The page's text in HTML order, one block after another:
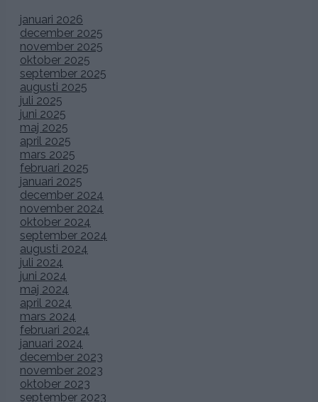
januari 2026
december 2025
november 2025
oktober 2025
september 2025
augusti 2025
juli 2025
juni 2025
maj 2025
april 2025
mars 2025
februari 2025
januari 2025
december 2024
november 2024
oktober 2024
september 2024
augusti 2024
juli 2024
juni 2024
maj 2024
april 2024
mars 2024
februari 2024
januari 2024
december 2023
november 2023
oktober 2023
september 2023